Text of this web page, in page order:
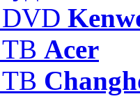
ТВ Acer
ТВ